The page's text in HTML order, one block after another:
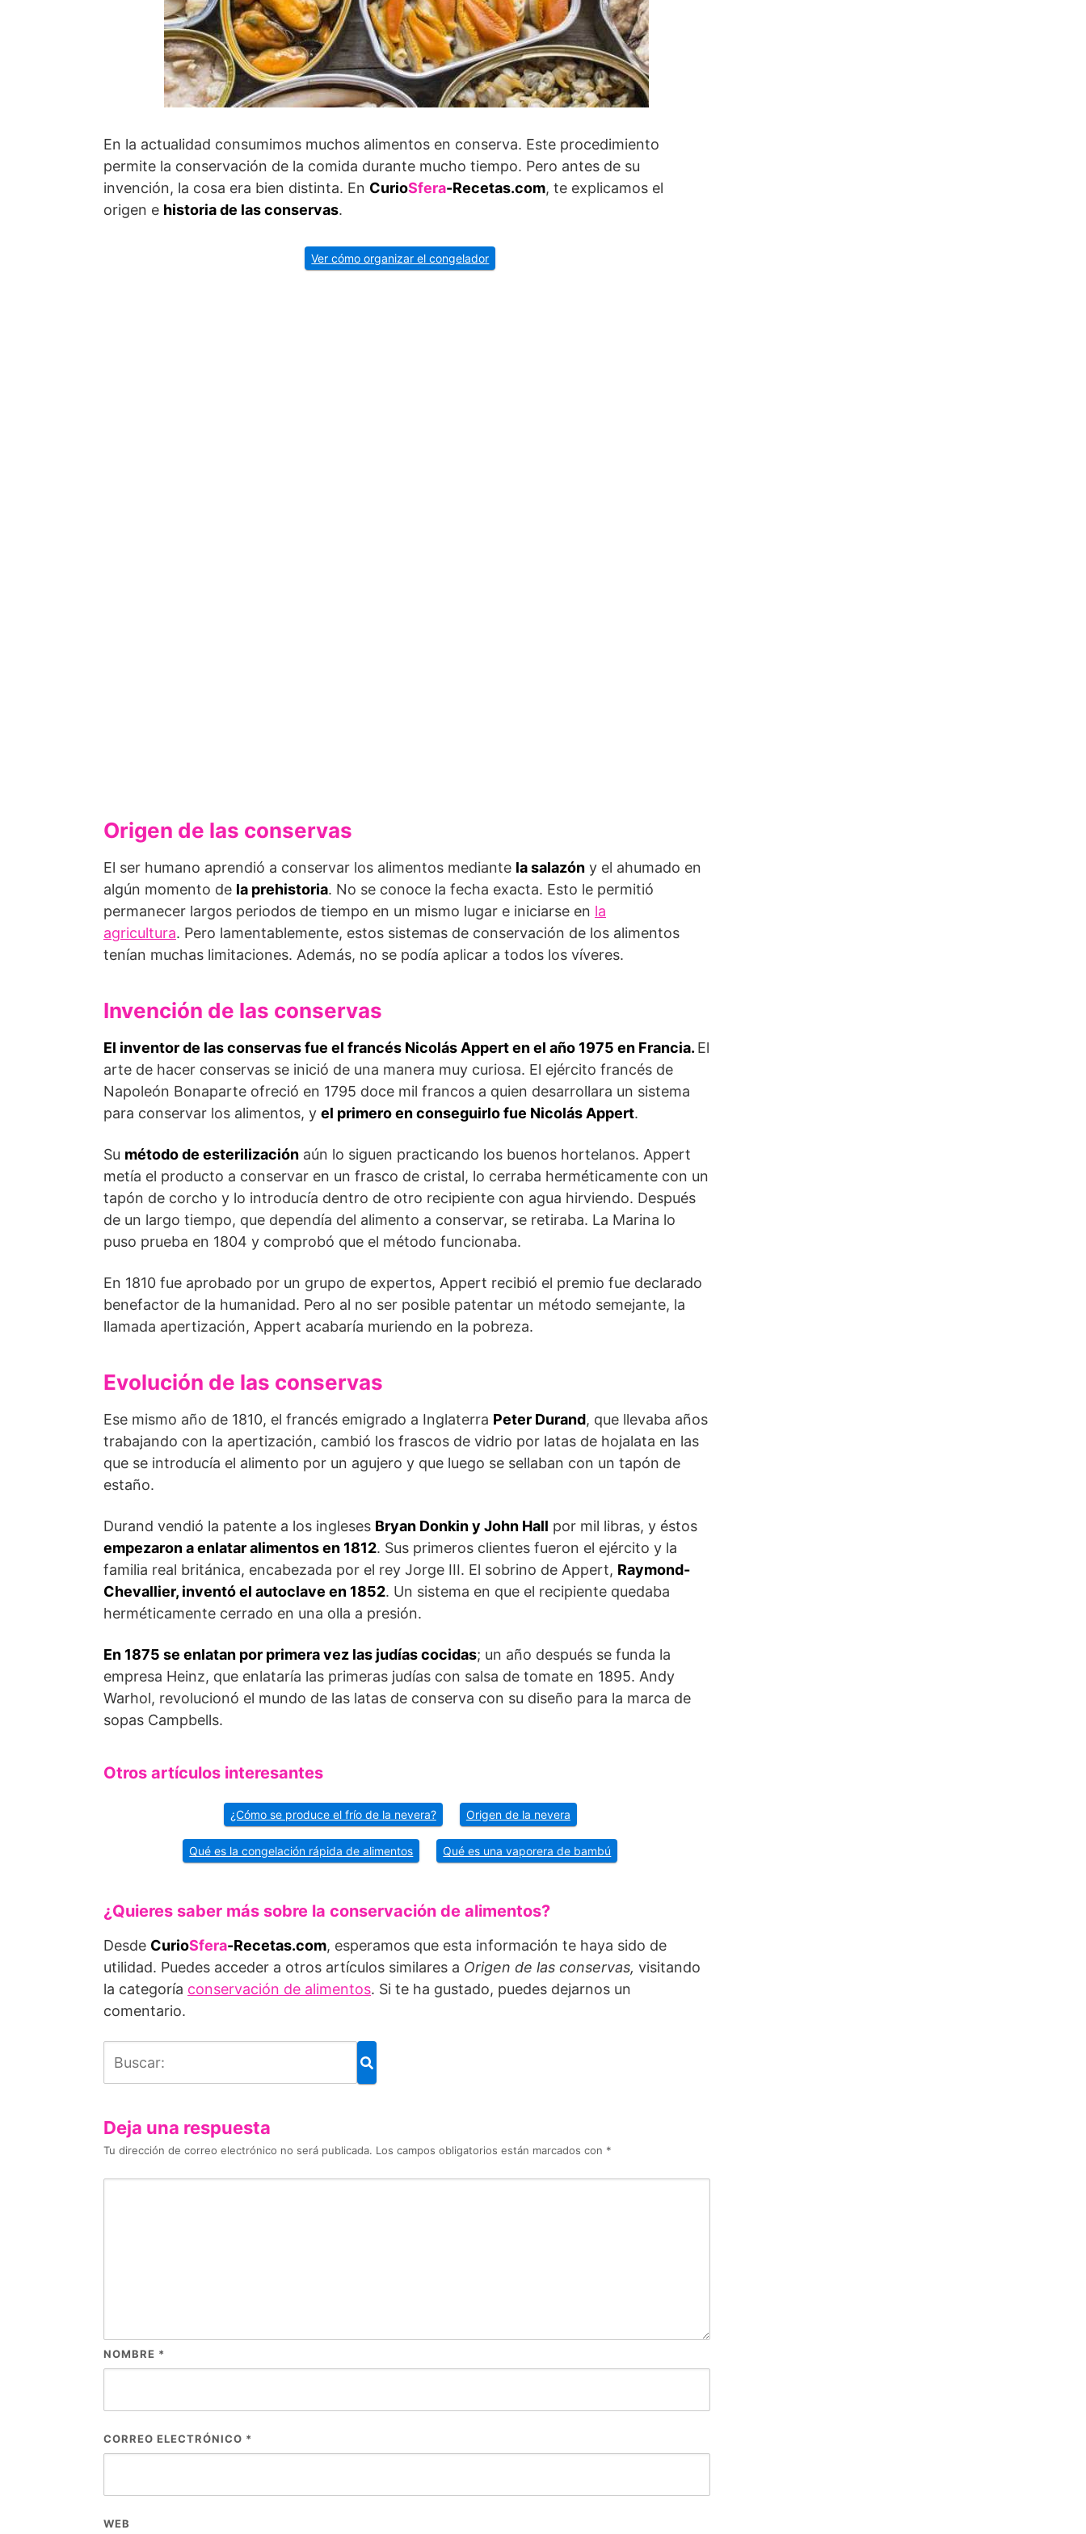
En la actualidad consumimos muchos alimentos en conserva. Este procedimiento
permite la conservación de la comida durante mucho tiempo. Pero antes de su
invención, la cosa era bien distinta. En CurioSfera-Recetas.com, te explicamos el
origen e historia de las conservas.
Ver cómo organizar el congelador
Origen de las conservas
El ser humano aprendió a conservar los alimentos mediante la salazón y el ahumado en
algún momento de la prehistoria. No se conoce la fecha exacta. Esto le permitió
permanecer largos periodos de tiempo en un mismo lugar e iniciarse en la
agricultura. Pero lamentablemente, estos sistemas de conservación de los alimentos
tenían muchas limitaciones. Además, no se podía aplicar a todos los víveres.
Invención de las conservas
El inventor de las conservas fue el francés Nicolás Appert en el año 1975 en Francia. El
arte de hacer conservas se inició de una manera muy curiosa. El ejército francés de
Napoleón Bonaparte ofreció en 1795 doce mil francos a quien desarrollara un sistema
para conservar los alimentos, y el primero en conseguirlo fue Nicolás Appert.
Su método de esterilización aún lo siguen practicando los buenos hortelanos. Appert
metía el producto a conservar en un frasco de cristal, lo cerraba herméticamente con un
tapón de corcho y lo introducía dentro de otro recipiente con agua hirviendo. Después
de un largo tiempo, que dependía del alimento a conservar, se retiraba. La Marina lo
puso prueba en 1804 y comprobó que el método funcionaba.
En 1810 fue aprobado por un grupo de expertos, Appert recibió el premio fue declarado
benefactor de la humanidad. Pero al no ser posible patentar un método semejante, la
llamada apertización, Appert acabaría muriendo en la pobreza.
Evolución de las conservas
Ese mismo año de 1810, el francés emigrado a Inglaterra Peter Durand, que llevaba años
trabajando con la apertización, cambió los frascos de vidrio por latas de hojalata en las
que se introducía el alimento por un agujero y que luego se sellaban con un tapón de
estaño.
Durand vendió la patente a los ingleses Bryan Donkin y John Hall por mil libras, y éstos
empezaron a enlatar alimentos en 1812. Sus primeros clientes fueron el ejército y la
familia real británica, encabezada por el rey Jorge III. El sobrino de Appert, Raymond-
Chevallier, inventó el autoclave en 1852. Un sistema en que el recipiente quedaba
herméticamente cerrado en una olla a presión.
En 1875 se enlatan por primera vez las judías cocidas; un año después se funda la
empresa Heinz, que enlataría las primeras judías con salsa de tomate en 1895. Andy
Warhol, revolucionó el mundo de las latas de conserva con su diseño para la marca de
sopas Campbells.
Otros artículos interesantes
¿Cómo se produce el frío de la nevera? Origen de la nevera
Qué es la congelación rápida de alimentos Qué es una vaporera de bambú
¿Quieres saber más sobre la conservación de alimentos?
Desde CurioSfera-Recetas.com, esperamos que esta información te haya sido de
utilidad. Puedes acceder a otros artículos similares a Origen de las conservas, visitando
la categoría conservación de alimentos. Si te ha gustado, puedes dejarnos un
comentario.
Deja una respuesta
Tu dirección de correo electrónico no será publicada. Los campos obligatorios están marcados con *
NOMBRE *
CORREO ELECTRÓNICO *
WEB